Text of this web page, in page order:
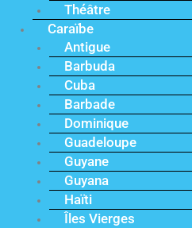
Théâtre
Caraïbe
Antigue
Barbuda
Cuba
Barbade
Dominique
Guadeloupe
Guyane
Guyana
Haïti
Îles Vierges